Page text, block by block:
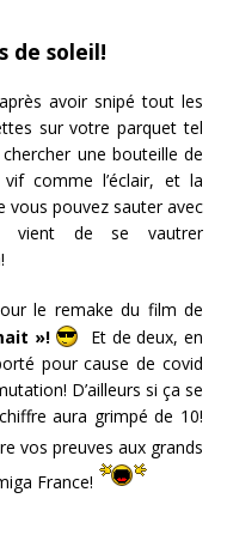
de soleil!
avoir snipé tout les
sur votre parquet tel
une bouteille de
comme l’éclair, et la
vous pouvez sauter avec
vient de se vautrer
le remake du film de
»!
Et de deux, en
pour cause de covid
D’ailleurs si ça se
aura grimpé de 10!
vos preuves aux grands
France!